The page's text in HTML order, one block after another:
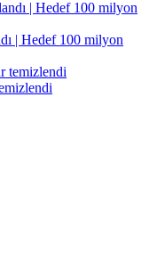
| Hedef 100 milyon